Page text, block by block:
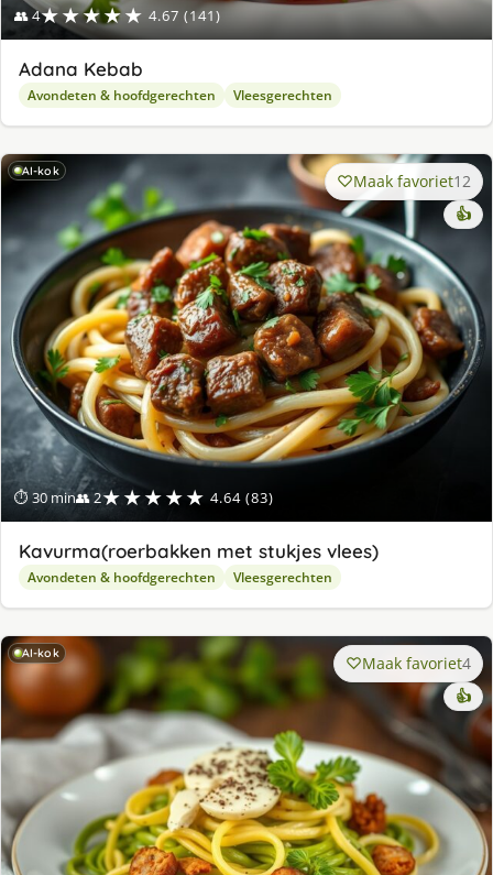
👥 4★★★★★ 4.67 (141)
Adana Kebab
Avondeten & hoofdgerechten Vleesgerechten
AI-kok
⏱ 30 min👥 2★★★★★ 4.64 (83)
Maak favoriet12
👍
Kavurma(roerbakken met stukjes vlees)
Avondeten & hoofdgerechten Vleesgerechten
AI-kok Maak favoriet4
👍